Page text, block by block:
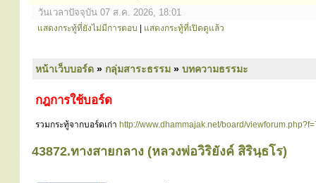
วันเวลาปัจจุบัน 07 ส.ค. 2026, 18:01
แสดงกระทู้ที่ยังไม่มีการตอบ แสดงกระทู้ที่เปิดดูแล้ว
หน้าเว็บบอร์ด » กลุ่มสาระธรรม » บทความธรรมะ
กฎการใช้บอร์ด
รวมกระทู้จากบอร์ดเก่า http://www.dhammajak.net/board/
43872.ทางสายกลาง (หลวงพ่อวิริยังค์ สิรินฺธโร)